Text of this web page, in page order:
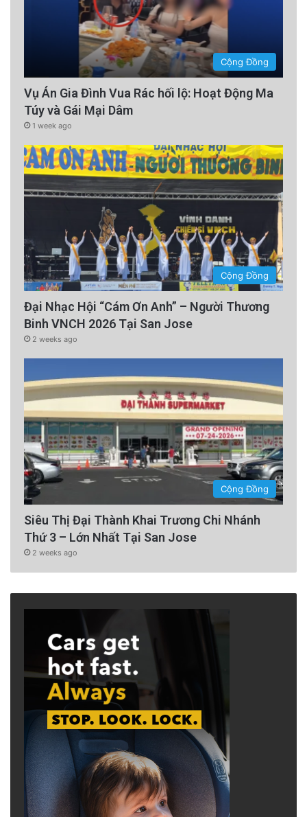
Cộng Đồng
Vụ Án Gia Đình Vua Rác hối lộ: Hoạt Động Ma
Túy và Gái Mại Dâm
1 week ago
Cộng Đồng
Đại Nhạc Hội “Cám Ơn Anh” – Người Thương
Binh VNCH 2026 Tại San Jose
2 weeks ago
Cộng Đồng
Siêu Thị Đại Thành Khai Trương Chi Nhánh
Thứ 3 – Lớn Nhất Tại San Jose
2 weeks ago